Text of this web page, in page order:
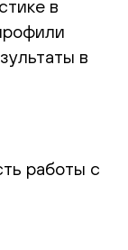
в
в
работы с